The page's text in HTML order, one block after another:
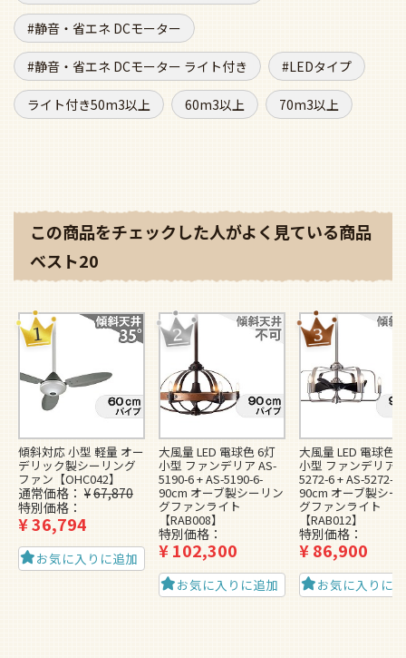
静音・省エネ DCモーター
静音・省エネ DCモーター ライト付き LEDタイプ
ライト付き50m3以上 60m3以上 70m3以上
この商品をチェックした人がよく見ている商品
ベスト20
傾斜対応 小型 軽量 オー
デリック製シーリング
ファン【OHC042】
通常価格 ¥67,870
特別価格
¥36,794
お気に入りに追加
大風量 LED 電球色 6灯
小型 ファンデリア AS-
5190-6 + AS-5190-6-
90cm オーブ製シーリン
グファンライト
【RAB008】
特別価格
¥102,300
お気に入りに追加
大風量 LED 電球色
小型 ファンデリア
5272-6 + AS-5272-6-
90cm オーブ製シー
グファンライト
【RAB012】
特別価格
¥86,900
お気に入りに